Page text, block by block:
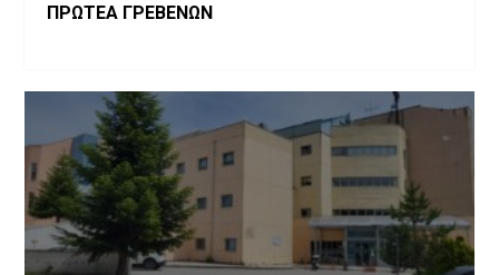
ΠΡΩΤΕΑ ΓΡΕΒΕΝΩΝ